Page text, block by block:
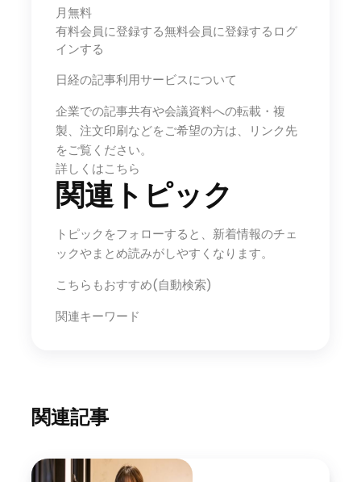
月無料
有料会員に登録する無料会員に登録するログ
インする
日経の記事利用サービスについて
企業での記事共有や会議資料への転載・複
製、注文印刷などをご希望の方は、リンク先
をご覧ください。
詳しくはこちら
関連トピック
トピックをフォローすると、新着情報のチェ
ックやまとめ読みがしやすくなります。
こちらもおすすめ(自動検索)
関連キーワード
関連記事